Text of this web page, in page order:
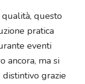
questo
pratica
eventi
ancora, ma si
grazie